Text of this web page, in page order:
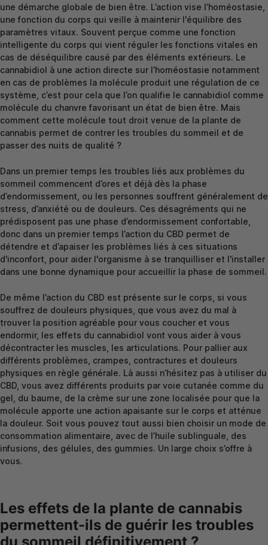
une démarche globale de bien être. L’action vise l’homéostasie,
une fonction du corps qui veille à maintenir l'équilibre des
paramètres vitaux. Souvent perçue comme une fonction
intelligente du corps qui vient réguler les fonctions vitales en
cas de déséquilibre causé par des éléments extérieurs. Le
cannabidiol à une action directe sur l’homéostasie notamment
en cas de problèmes la molécule produit une régulation de ce
système, c’est pour cela que l’on qualifie le cannabidiol comme
molécule du chanvre favorisant un état de bien être. Mais
comment cette molécule tout droit venue de la plante de
cannabis permet de contrer les troubles du sommeil et de
passer des nuits de qualité ?
Dans un premier temps les troubles liés aux problèmes du
sommeil commencent d’ores et déjà dès la phase
d’endormissement, ou les personnes souffrent généralement de
stress, d’anxiété ou de douleurs. Ces désagréments qui ne
prédisposent pas une phase d’endormissement confortable,
donc dans un premier temps l’action du CBD permet de
détendre et d’apaiser les problèmes liés à ces situations
d'inconfort, pour aider l'organisme à se tranquilliser et l'installer
dans une bonne dynamique pour accueillir la phase de sommeil.
De même l’action du CBD est présente sur le corps, si vous
souffrez de douleurs physiques, que vous avez du mal à
trouver la position agréable pour vous coucher et vous
endormir, les effets du cannabidiol vont vous aider à vous
décontracter les muscles, les articulations. Pour pallier aux
différents problèmes, crampes, contractures et douleurs
physiques en règle générale. Là aussi n’hésitez pas à utiliser du
CBD, vous avez différents produits par voie cutanée comme du
gel, du baume, de la crème sur une zone localisée pour que la
molécule apporte une action apaisante sur le corps et atténue
la douleur. Soit vous pouvez tout aussi bien choisir un mode de
consommation alimentaire, avec de l’huile sublinguale, des
infusions, des gélules, des gummies. Un large choix s’offre à
vous.
Les effets de la plante de cannabis
permettent-ils de guérir les troubles
du sommeil définitivement ?